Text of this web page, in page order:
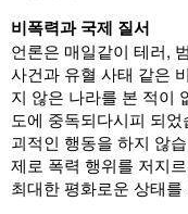
비폭력과 국제 질서
언론은 매일같이 테러,
사건과 유혈 사태 같은
지 않은 나라를 본 적이
도에 중독되다시피 되
괴적인 행동을 하지 않
제로 폭력 행위를 저지
최대한 평화로운 상태를